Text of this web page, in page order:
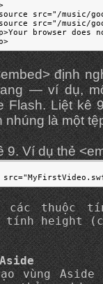
src="/music/
src="/music/
browser does
định
— ví dụ,
Flash. Liệt kê
nhúng là một
9. Ví dụ thẻ
các thuộc
tính height
vùng Aside